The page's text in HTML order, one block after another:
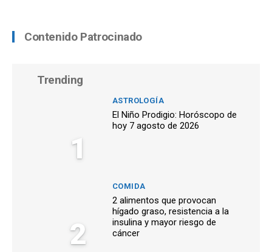
Contenido Patrocinado
Trending
1
ASTROLOGÍA
El Niño Prodigio: Horóscopo de
hoy 7 agosto de 2026
2
COMIDA
2 alimentos que provocan
hígado graso, resistencia a la
insulina y mayor riesgo de
cáncer